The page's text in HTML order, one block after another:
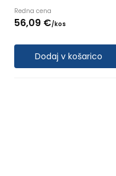
Redna cena
56,09 €/ kos
Dodaj v košarico